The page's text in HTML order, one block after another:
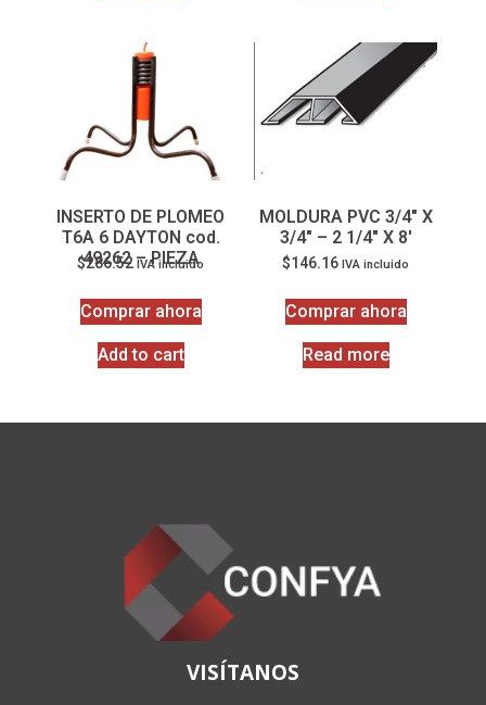
INSERTO DE PLOMEO
T6A 6 DAYTON cod.
49262 – PIEZA
$286.52 IVA incluido
Comprar ahora
Add to cart
MOLDURA PVC 3/4″ X
3/4″ – 2 1/4″ X 8′
$146.16 IVA incluido
Comprar ahora
Read more
VISÍTANOS